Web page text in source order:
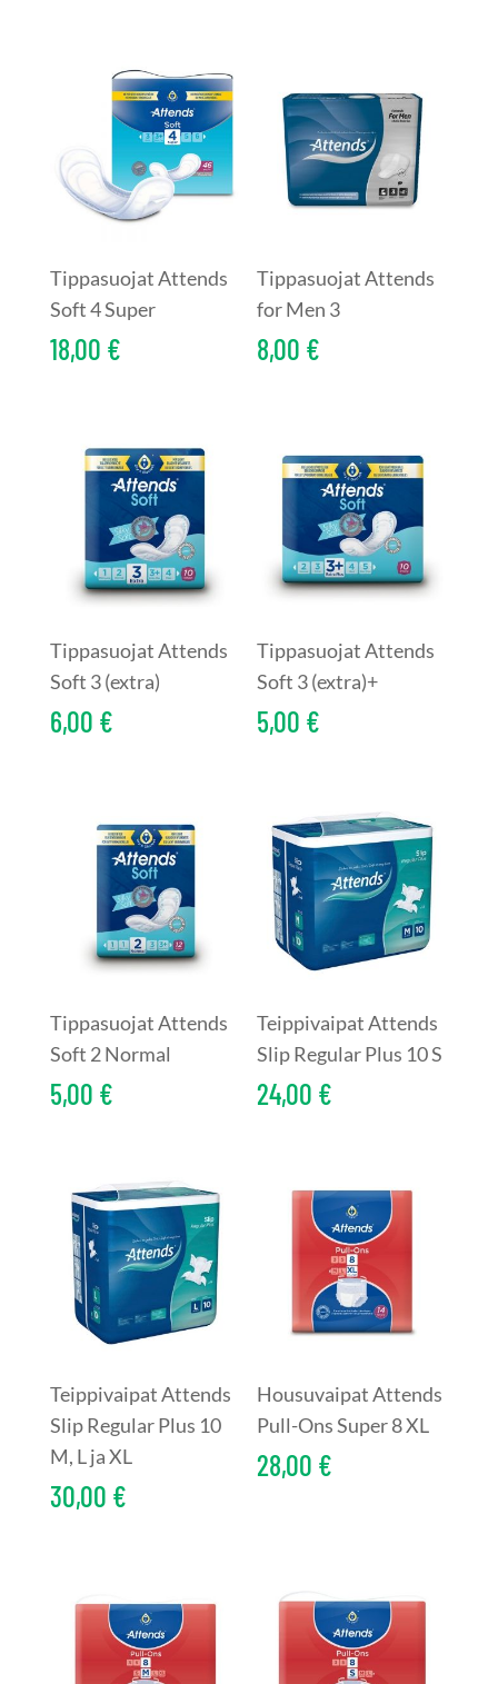
Tippasuojat Attends
Soft 4 Super
18,00 €
Tippasuojat Attends
for Men 3
8,00 €
Tippasuojat Attends
Soft 3 (extra)
6,00 €
Tippasuojat Attends
Soft 3 (extra)+
5,00 €
Tippasuojat Attends
Soft 2 Normal
5,00 €
Teippivaipat Attends
Slip Regular Plus 10 S
24,00 €
Teippivaipat Attends
Slip Regular Plus 10
M, L ja XL
30,00 €
Housuvaipat Attends
Pull-Ons Super 8 XL
28,00 €